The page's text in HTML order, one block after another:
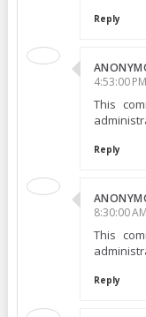
Reply
4:53:00
This
Reply
8:30:00
This
Reply